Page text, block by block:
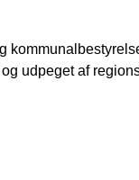
udpeget af